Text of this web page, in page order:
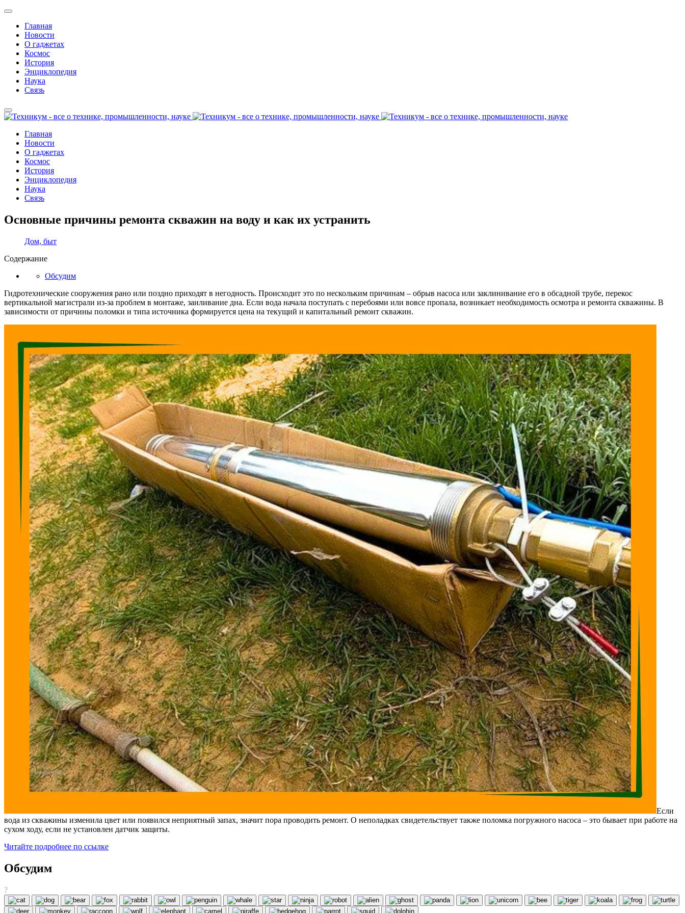
Главная
Новости
О гаджетах
Космос
История
Энциклопедия
Наука
Связь
Главная
Новости
О гаджетах
Космос
История
Энциклопедия
Наука
Связь
Основные причины ремонта скважин на воду и как их устранить
Дом, быт
Содержание
Обсудим
Гидротехнические сооружения рано или поздно приходят в негодность. Происходит это по нескольким причинам – обрыв насоса или заклинивание его в обсадной трубе, перекос
вертикальной магистрали из-за проблем в монтаже, заиливание дна. Если вода начала поступать с перебоями или вовсе пропала, возникает необходимость осмотра и ремонта скважины. В
зависимости от причины поломки и типа источника формируется цена на текущий и капитальный ремонт скважин.
Если
вода из скважины изменила цвет или появился неприятный запах, значит пора проводить ремонт. О неполадках свидетельствует также поломка погружного насоса – это бывает при работе на
сухом ходу, если не установлен датчик защиты.
Читайте подробнее по ссылке
Обсудим
?